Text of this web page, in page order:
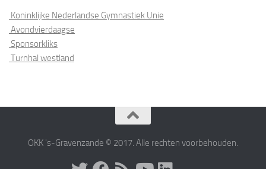
Koninklijke Nederlandse Gymnastiek Unie
Avondvierdaagse
Sponsorkliks
Turnhal westland
OKK 's-Gravenzande © 2017. Alle rechten voorbehouden.